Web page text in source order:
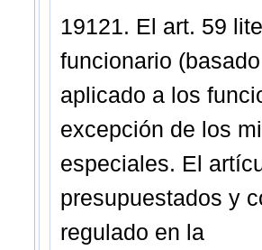
19121. El art. 59
funcionario
aplicado a los
excepción de los
especiales. El
presupuestados y
regulado en la